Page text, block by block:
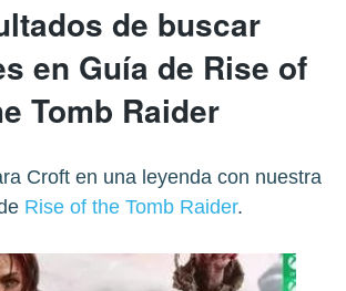
de buscar
en Guía de Rise of
Tomb Raider
Croft en una leyenda con nuestra
Rise of the Tomb Raider.